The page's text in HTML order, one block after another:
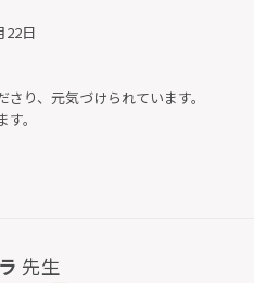
22日
り、元気づけられています。
。
先生